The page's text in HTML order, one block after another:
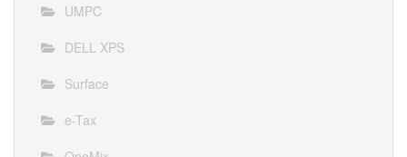
UMPC
DELL XPS
Surface
e-Tax